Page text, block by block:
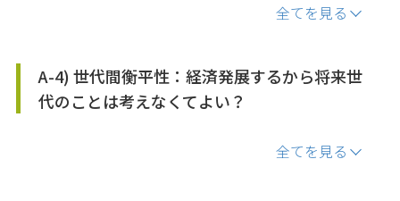
全てを見る
A-4) 世代間衡平性：経済発展するから将来世
代のことは考えなくてよい？
全てを見る